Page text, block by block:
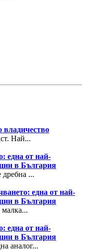
владичество
Най...
една от най-
в България
дребна ...
една от най-
в България
една от най-
в България
аналог...